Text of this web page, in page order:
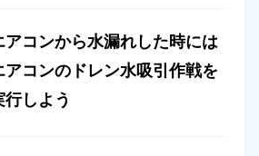
アコンから水漏れした時には
アコンのドレン水吸引作戦を
行しよう